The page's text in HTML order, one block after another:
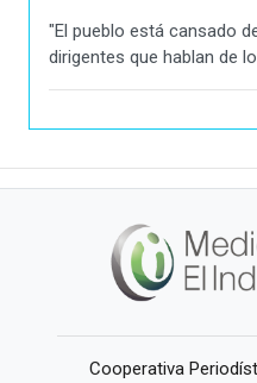
"El pueblo está cansado
dirigentes que hablan de
Cooperativa